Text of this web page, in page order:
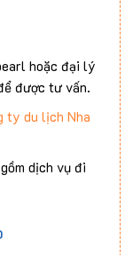
hoặc đại lý
được tư vấn.
ty du lịch Nha
dịch vụ đi